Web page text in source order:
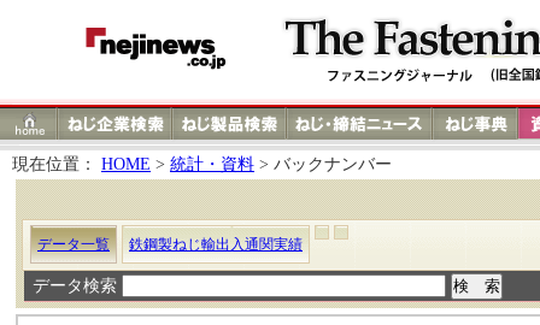
現在位置： HOME > 統計・資料 > バックナンバー
データ一覧 鉄鋼製ねじ輸出入通関実績
データ検索